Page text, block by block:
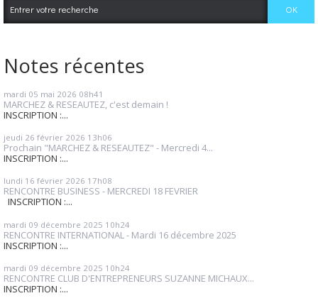
Notes récentes
mardi 05 mai 2026 08h41
MARCHEZ & RESEAUTEZ, c'est demain !
INSCRIPTION :...
jeudi 26 février 2026 13h06
Prochain "MARCHEZ & RESEAUTEZ" - Mercredi 4...
INSCRIPTION :...
lundi 16 février 2026 17h08
RENCONTRE BUSINESS - MERCREDI 18 FEVRIER
INSCRIPTION :...
mardi 09 décembre 2025 10h24
RENCONTRE INTERNATIONAL - Mardi 16 décembre 2025
INSCRIPTION :...
mardi 09 décembre 2025 10h24
RENCONTRE CLUB D'ENTREPRENEURS SUZANNE MICHAUX...
INSCRIPTION :...